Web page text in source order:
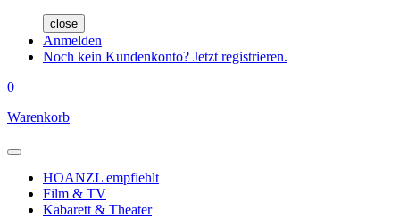
close
Anmelden
Noch kein Kundenkonto? Jetzt registrieren.
0
Warenkorb
HOANZL empfiehlt
Film & TV
Kabarett & Theater